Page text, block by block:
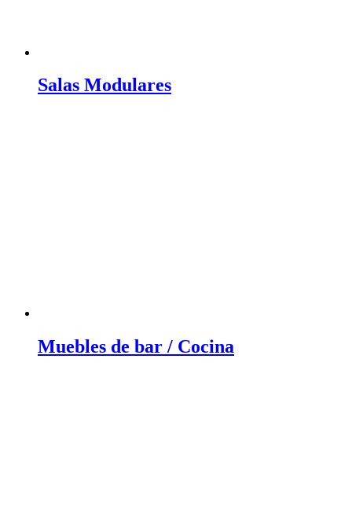
Salas Modulares
Muebles de bar / Cocina